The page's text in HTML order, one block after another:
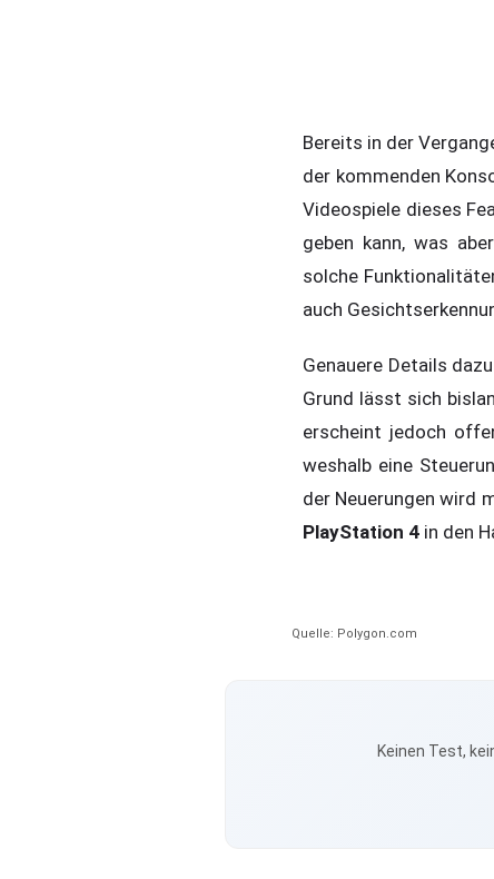
Bereits in der
der kommenden
Videospiele dieses
geben kann, was
solche
auch
Genauere Details
Grund lässt sich
erscheint jedoch
weshalb eine
der Neuerungen wird
PlayStation 4 in den
Quelle: Polygon.com
Keinen Test,